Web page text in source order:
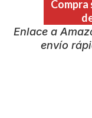
Compra
Enlace a
envío